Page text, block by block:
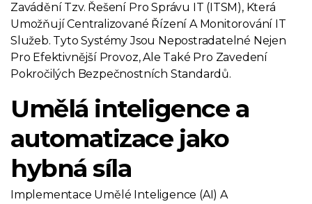
Zavádění Tzv. Řešení Pro Správu IT (ITSM), Která
Umožňují Centralizované Řízení A Monitorování IT
Služeb. Tyto Systémy Jsou Nepostradatelné Nejen
Pro Efektivnější Provoz, Ale Také Pro Zavedení
Pokročilých Bezpečnostních Standardů.
Umělá inteligence a
automatizace jako
hybná síla
Implementace Umělé Inteligence (AI) A